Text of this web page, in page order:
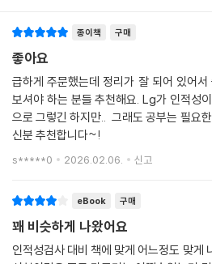
종이책 구매
좋아요
급하게 주문했는데 정리가 잘 되어 있어
보셔야 하는 분들 추천해요. Lg가 인적성
으로 그렇긴 하지만.. 그래도 공부는 필요
신분 추천합니다~!
s*****0 2026.02.06. 신고
eBook 구매
꽤 비슷하게 나왔어요
인적성검사 대비 책에 맞게 어느정도 맞게